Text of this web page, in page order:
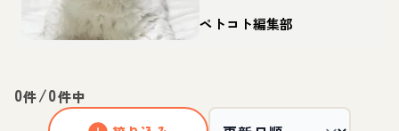
な猫？性格・体重・寿
命の特徴・迎え方
ペトコト編集部
0件/0件中